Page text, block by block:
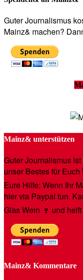
Guter Journalismus
Mainz& machen?
Mainz& unterstützen
Guter Journalismus
unser Bestes für
Eure Hilfe: Wenn Ihr
hier via Paypal tun.
Glas Wein 🍷 und
Mainz& Kommentare